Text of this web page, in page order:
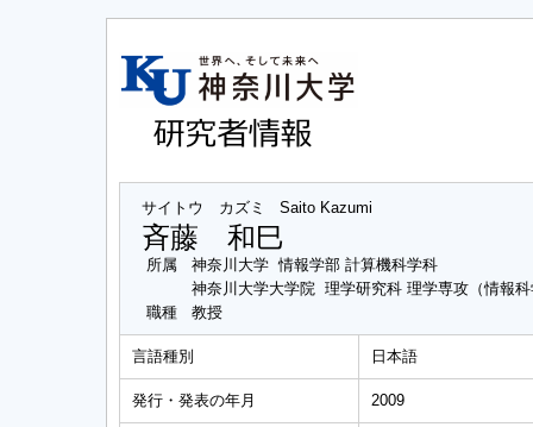
サイトウ カズミ Saito Kazumi
斉藤 和巳
所属
神奈川大学 情報学部 計算機科学科
神奈川大学大学院 理学研究科 理学専攻（情報
職種
教授
言語種別 日本語
発行・発表の年月 2009